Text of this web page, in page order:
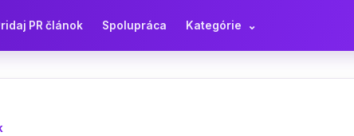
PR článok Spolupráca Kategórie ⌄